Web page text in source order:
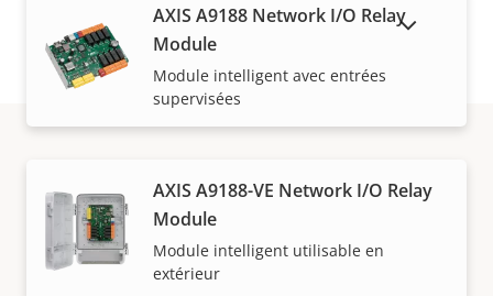
AXIS A9188 Network I/O Relay
Module
Module intelligent avec entrées
supervisées
AXIS A9188-VE Network I/O Relay
Module
Module intelligent utilisable en
extérieur
AFFICHER LES PRODUITS ABANDONNÉS
Acheter
Les solutions Axis et les produits individuels sont
vendus et installés de manière experte par nos